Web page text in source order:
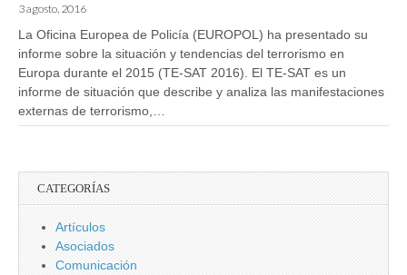
3 agosto, 2016
La Oficina Europea de Policía (EUROPOL) ha presentado su
informe sobre la situación y tendencias del terrorismo en
Europa durante el 2015 (TE-SAT 2016). El TE-SAT es un
informe de situación que describe y analiza las manifestaciones
externas de terrorismo,…
CATEGORÍAS
Artículos
Asociados
Comunicación